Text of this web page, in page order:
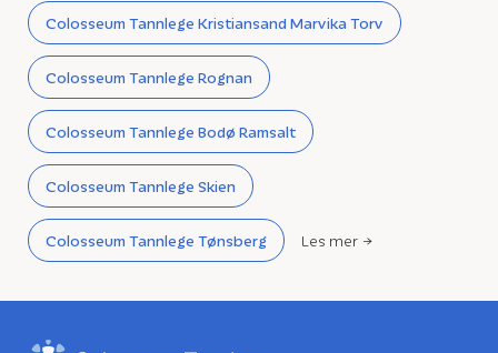
Colosseum Tannlege Kristiansand Marvika Torv
Colosseum Tannlege Rognan
Colosseum Tannlege Bodø Ramsalt
Colosseum Tannlege Skien
Colosseum Tannlege Tønsberg Les mer